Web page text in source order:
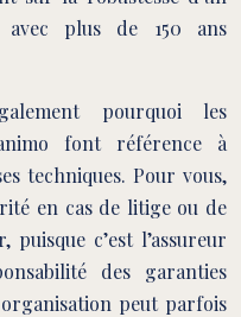
avec plus de 150 ans
pourquoi les
font référence à
techniques. Pour vous,
en cas de litige ou de
c’est l’assureur
des garanties
peut parfois